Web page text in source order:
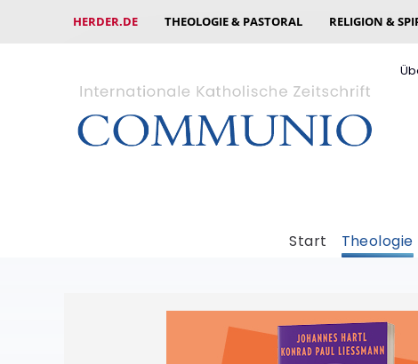
HERDER.DE THEOLOGIE & PASTORAL RELIGION &
Start Theologie